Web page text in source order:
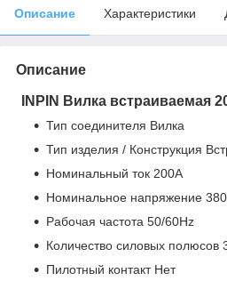
Описание Характеристики
Описание
INPIN Вилка встраиваемая
Тип соединителя Вилка
Тип изделия / Конструкция
Номинальный ток 200A
Номинальное напряжение
Рабочая частота 50/60Hz
Количество силовых полюсов
Пилотный контакт Нет